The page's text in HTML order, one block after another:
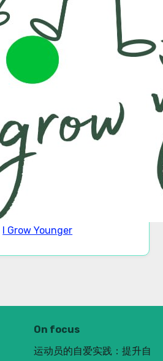
I Grow Younger
On focus
运动员的自爱实践：提升自